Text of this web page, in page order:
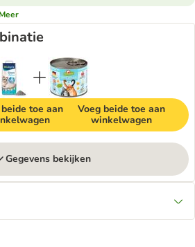
Meer
toe aan
Voeg beide toe aan
winkelwagen
Gegevens bekijken